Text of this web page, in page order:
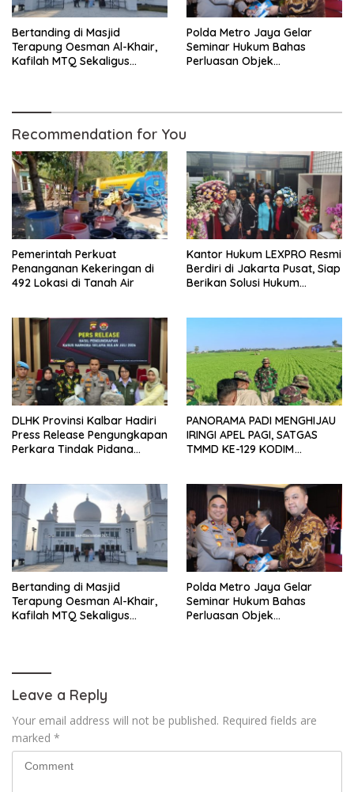
Bertanding di Masjid
Terapung Oesman Al-Khair,
Kafilah MTQ Sekaligus
Polda Metro Jaya Gelar
Seminar Hukum Bahas
Perluasan Objek
Recommendation for You
Pemerintah Perkuat
Penanganan Kekeringan di
492 Lokasi di Tanah Air
Kantor Hukum LEXPRO Resmi
Berdiri di Jakarta Pusat, Siap
Berikan Solusi Hukum
DLHK Provinsi Kalbar Hadiri
Press Release Pengungkapan
Perkara Tindak Pidana
PANORAMA PADI MENGHIJAU
IRINGI APEL PAGI, SATGAS
TMMD KE-129 KODIM
Bertanding di Masjid
Terapung Oesman Al-Khair,
Kafilah MTQ Sekaligus
Polda Metro Jaya Gelar
Seminar Hukum Bahas
Perluasan Objek
Leave a Reply
Your email address will not be published. Required fields are
marked *